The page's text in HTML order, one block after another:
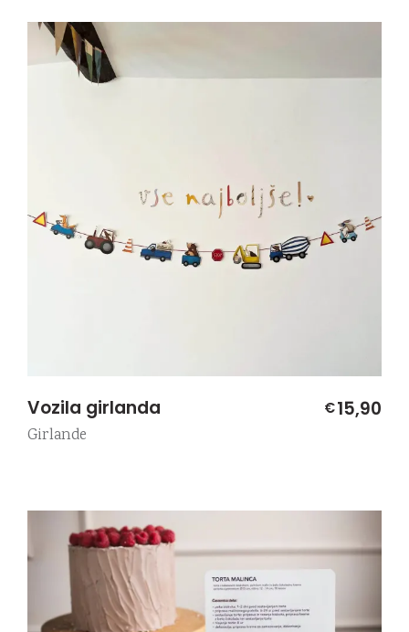
Vozila girlanda €15,90
Girlande